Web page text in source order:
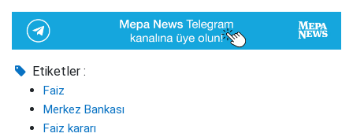
Etiketler :
Faiz
Merkez Bankası
Faiz kararı